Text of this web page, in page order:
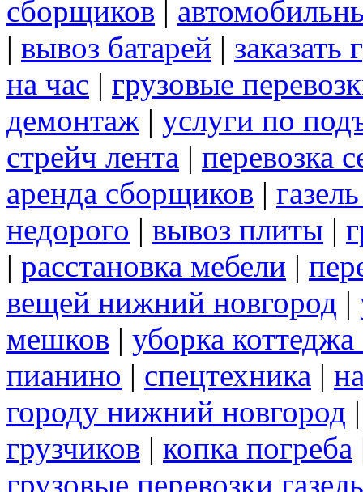
сборщиков
| вывоз батарей | заказать
на час | грузовые
демонтаж | услуги по
стрейч лента | перевозка
аренда сборщиков |
недорого | вывоз плиты |
| расстановка мебели |
вещей нижний новгород |
мешков | уборка
пианино | спецтехника |
городу нижний новгород
грузчиков | копка погреба
грузовые перевозки